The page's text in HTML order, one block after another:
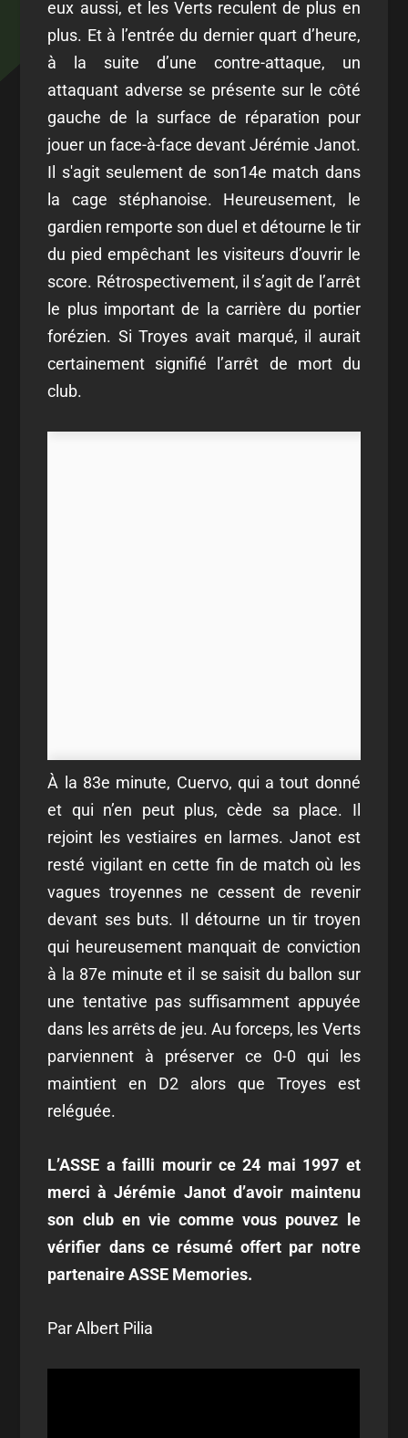
eux aussi, et les Verts reculent de plus en
plus. Et à l’entrée du dernier quart d’heure,
à la suite d’une contre-attaque, un
attaquant adverse se présente sur le côté
gauche de la surface de réparation pour
jouer un face-à-face devant Jérémie Janot.
Il s'agit seulement de son14e match dans
la cage stéphanoise. Heureusement, le
gardien remporte son duel et détourne le tir
du pied empêchant les visiteurs d’ouvrir le
score. Rétrospectivement, il s’agit de l’arrêt
le plus important de la carrière du portier
forézien. Si Troyes avait marqué, il aurait
certainement signifié l’arrêt de mort du
club.
À la 83e minute, Cuervo, qui a tout donné
et qui n’en peut plus, cède sa place. Il
rejoint les vestiaires en larmes. Janot est
resté vigilant en cette fin de match où les
vagues troyennes ne cessent de revenir
devant ses buts. Il détourne un tir troyen
qui heureusement manquait de conviction
à la 87e minute et il se saisit du ballon sur
une tentative pas suffisamment appuyée
dans les arrêts de jeu. Au forceps, les Verts
parviennent à préserver ce 0-0 qui les
maintient en D2 alors que Troyes est
reléguée.
L’ASSE a failli mourir ce 24 mai 1997 et
merci à Jérémie Janot d’avoir maintenu
son club en vie comme vous pouvez le
vérifier dans ce résumé offert par notre
partenaire ASSE Memories.
Par Albert Pilia